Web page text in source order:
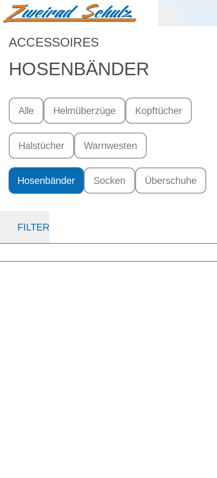
ACCESSOIRES
HOSENBÄNDER
Alle Helmüberzüge Kopftücher
Halstücher Warnwesten
Hosenbänder Socken Überschuhe
FILTER